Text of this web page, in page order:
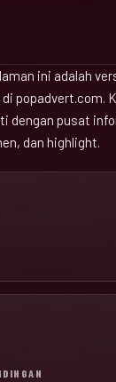
ini adalah
di popadvert.com.
dengan pusat
dan highlight.